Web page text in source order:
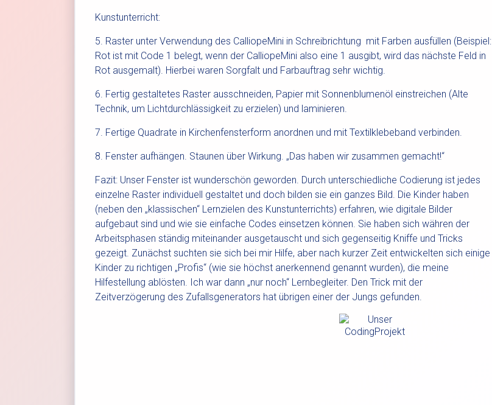
Kunstunterricht:
5. Raster unter Verwendung des CalliopeMini in Schreibrichtung mit Farben ausfüllen (Beispiel:
Rot ist mit Code 1 belegt, wenn der CalliopeMini also eine 1 ausgibt, wird das nächste Feld in
Rot ausgemalt). Hierbei waren Sorgfalt und Farbauftrag sehr wichtig.
6. Fertig gestaltetes Raster ausschneiden, Papier mit Sonnenblumenöl einstreichen (Alte
Technik, um Lichtdurchlässigkeit zu erzielen) und laminieren.
7. Fertige Quadrate in Kirchenfensterform anordnen und mit Textilklebeband verbinden.
8. Fenster aufhängen. Staunen über Wirkung. „Das haben wir zusammen gemacht!“
Fazit: Unser Fenster ist wunderschön geworden. Durch unterschiedliche Codierung ist jedes
einzelne Raster individuell gestaltet und doch bilden sie ein ganzes Bild. Die Kinder haben
(neben den „klassischen“ Lernzielen des Kunstunterrichts) erfahren, wie digitale Bilder
aufgebaut sind und wie sie einfache Codes einsetzen können. Sie haben sich währen der
Arbeitsphasen ständig miteinander ausgetauscht und sich gegenseitig Kniffe und Tricks
gezeigt. Zunächst suchten sie sich bei mir Hilfe, aber nach kurzer Zeit entwickelten sich einige
Kinder zu richtigen „Profis“ (wie sie höchst anerkennend genannt wurden), die meine
Hilfestellung ablösten. Ich war dann „nur noch“ Lernbegleiter. Den Trick mit der
Zeitverzögerung des Zufallsgenerators hat übrigen einer der Jungs gefunden.